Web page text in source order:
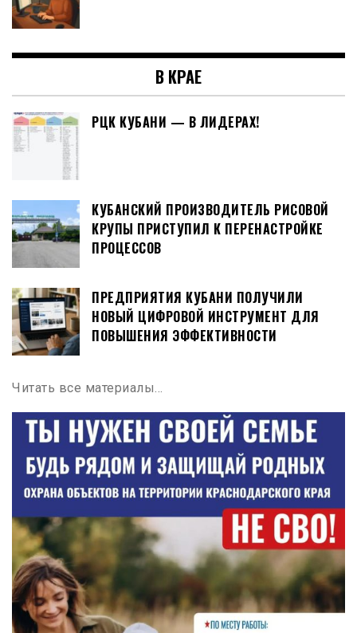
В КРАЕ
РЦК КУБАНИ — В ЛИДЕРАХ!
КУБАНСКИЙ ПРОИЗВОДИТЕЛЬ РИСОВОЙ
КРУПЫ ПРИСТУПИЛ К ПЕРЕНАСТРОЙКЕ
ПРОЦЕССОВ
ПРЕДПРИЯТИЯ КУБАНИ ПОЛУЧИЛИ
НОВЫЙ ЦИФРОВОЙ ИНСТРУМЕНТ ДЛЯ
ПОВЫШЕНИЯ ЭФФЕКТИВНОСТИ
Читать все материалы…